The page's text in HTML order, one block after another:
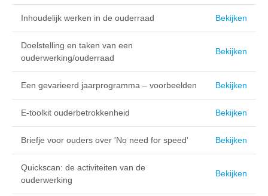
Inhoudelijk werken in de ouderraad Bekijken
Doelstelling en taken van een
ouderwerking/ouderraad
Bekijken
Een gevarieerd jaarprogramma – voorbeelden Bekijken
E-toolkit ouderbetrokkenheid Bekijken
Briefje voor ouders over 'No need for speed' Bekijken
Quickscan: de activiteiten van de
ouderwerking
Bekijken